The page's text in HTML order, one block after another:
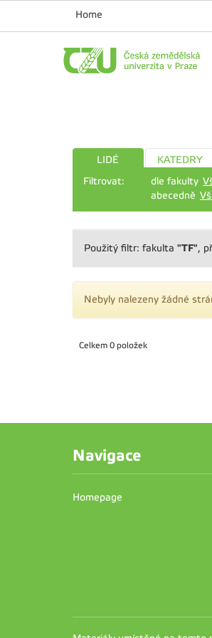
Home
LIDÉ KATEDRY
Filtrovat:
dle fakulty
abecedně
Použitý filtr: fakulta "TF",
Nebyly nalezeny žádné
Celkem 0 položek
Navigace
Homepage